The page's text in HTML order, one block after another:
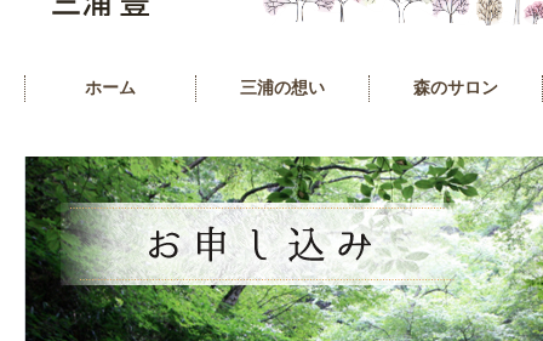
ホーム 三浦の想い 森のサロン